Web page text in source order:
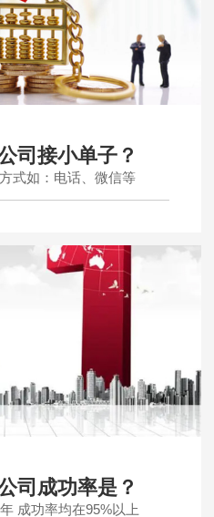
司接小单子？
式如：电话、微信等
司成功率是？
成功率均在95%以上